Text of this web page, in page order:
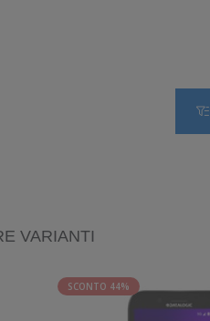
VARIANTI
SCONTO 44%